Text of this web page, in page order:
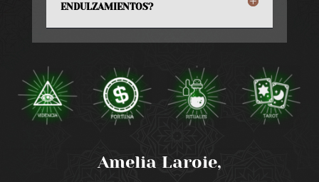
ENDULZAMIENTOS?
Amelia Laroie,